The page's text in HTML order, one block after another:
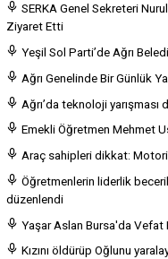
SERKA Genel Sekreteri
Ziyaret Etti
Yeşil Sol Parti’de Ağrı
Ağrı Genelinde Bir Günlük
Ağrı’da teknoloji yarışması
Emekli Öğretmen Mehmet
Araç sahipleri dikkat:
Öğretmenlerin liderlik
düzenlendi
Yaşar Aslan Bursa'da Vefat
Kızını öldürüp Oğlunu